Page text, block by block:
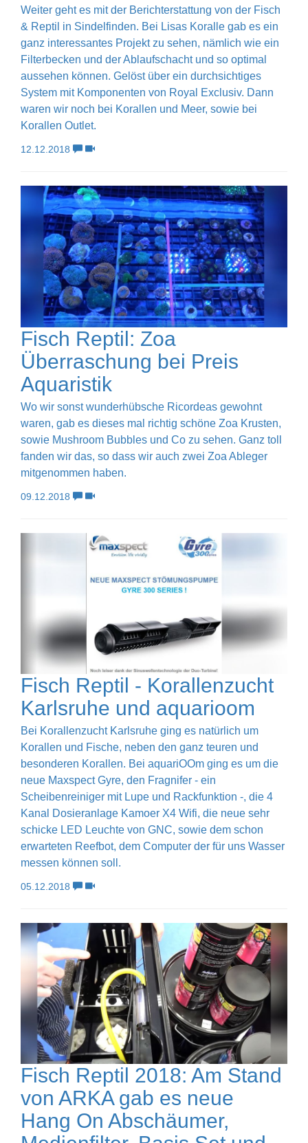
Weiter geht es mit der Berichterstattung von der Fisch
& Reptil in Sindelfinden. Bei Lisas Koralle gab es ein
ganz interessantes Projekt zu sehen, nämlich wie ein
Filterbecken und der Ablaufschacht und so optimal
aussehen können. Gelöst über ein durchsichtiges
System mit Komponenten von Royal Exclusiv. Dann
waren wir noch bei Korallen und Meer, sowie bei
Korallen Outlet.
12.12.2018
Fisch Reptil: Zoa
Überraschung bei Preis
Aquaristik
Wo wir sonst wunderhübsche Ricordeas gewohnt
waren, gab es dieses mal richtig schöne Zoa Krusten,
sowie Mushroom Bubbles und Co zu sehen. Ganz toll
fanden wir das, so dass wir auch zwei Zoa Ableger
mitgenommen haben.
09.12.2018
Fisch Reptil - Korallenzucht
Karlsruhe und aquarioom
Bei Korallenzucht Karlsruhe ging es natürlich um
Korallen und Fische, neben den ganz teuren und
besonderen Korallen. Bei aquariOOm ging es um die
neue Maxspect Gyre, den Fragnifer - ein
Scheibenreiniger mit Lupe und Rackfunktion -, die 4
Kanal Dosieranlage Kamoer X4 Wifi, die neue sehr
schicke LED Leuchte von GNC, sowie dem schon
erwarteten Reefbot, dem Computer der für uns Wasser
messen können soll.
05.12.2018
Fisch Reptil 2018: Am Stand
von ARKA gab es neue
Hang On Abschäumer,